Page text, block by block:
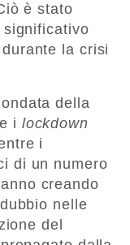
è stato
la crisi
della
i lockdown
i
di un numero
creando
nelle
del